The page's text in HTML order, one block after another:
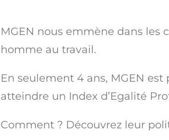
MGEN nous emmène dans les
homme au travail.
En seulement 4 ans, MGEN
atteindre un Index d’Egalité
Comment ? Découvrez leur